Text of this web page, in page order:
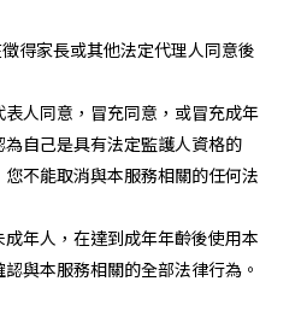
得家長或其他法定代理人同意後
人同意，冒充同意，或冒充成年
自己是具有法定監護人資格的
不能取消與本服務相關的任何法
年人，在達到成年年齡後使用本
與本服務相關的全部法律行為。